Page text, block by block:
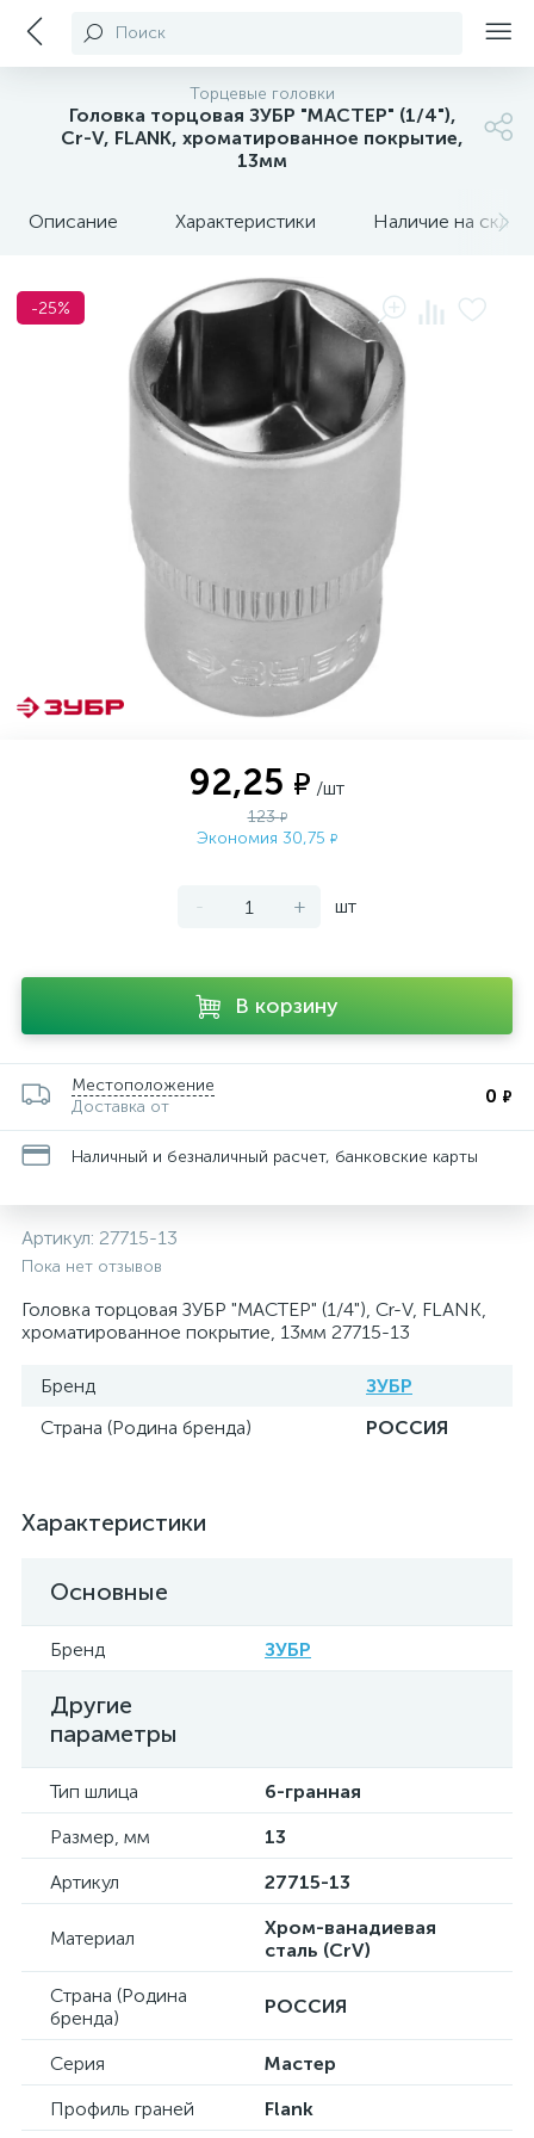
Поиск
Торцевые головки
Головка торцовая ЗУБР "МАСТЕР" (1/4"),
Cr-V, FLANK, хроматированное покрытие,
13мм
Описание Характеристики Наличие на
-25%
92,25 ₽ /шт
123₽
Экономия 30,75 ₽
- + шт
В корзину
Местоположение
Доставка от
0 ₽
Наличный и безналичный расчет, банковские карты
Артикул: 27715-13
Пока нет отзывов
Головка торцовая ЗУБР "МАСТЕР" (1/4"), Cr-V, FLANK,
хроматированное покрытие, 13мм 27715-13
Бренд
ЗУБР
Страна (Родина бренда)
РОССИЯ
Характеристики
Основные
Бренд ЗУБР
Другие
параметры
Тип шлица
6-гранная
Размер, мм
13
Артикул
27715-13
Материал
Хром-ванадиевая
сталь (CrV)
Страна (Родина
бренда)
РОССИЯ
Серия
Мастер
Профиль граней
Flank